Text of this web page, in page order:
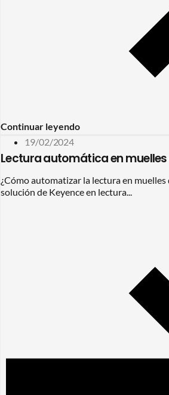
Continuar leyendo
19/02/2024
Lectura automática en
¿Cómo automatizar la lectura en muelles
solución de Keyence en lectura...